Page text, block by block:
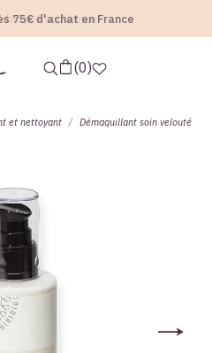
en France
75€ d'achat en France
0
et nettoyant démaquillant soin velouté